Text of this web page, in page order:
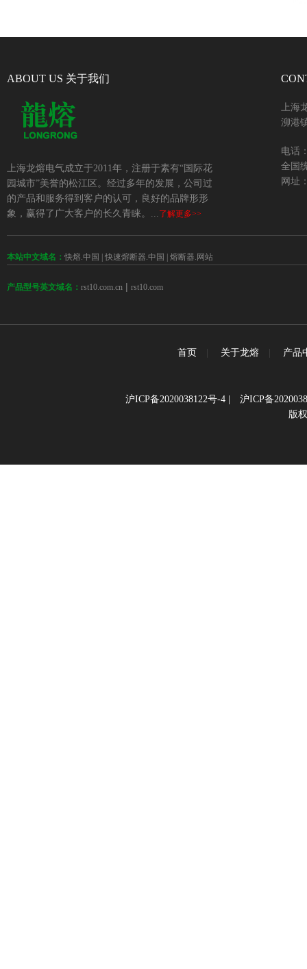
ABOUT US 关于我们
上海龙熔电气成立于2011年，注册于素有“国际花
园城市”美誉的松江区。经过多年的发展，公司过
的产品和服务得到客户的认可，良好的品牌形形
象，赢得了广大客户的长久青睐。...了解更多>>
上海
泖港
电话
全国
网址
本站中文域名： 快熔.中国 快速熔断器.中国 熔断器.网站
产品型号英文域名： rst10.com.cn | rst10.com
首页 关于龙熔 产品
沪ICP备2020038122号-4| 沪ICP备
版